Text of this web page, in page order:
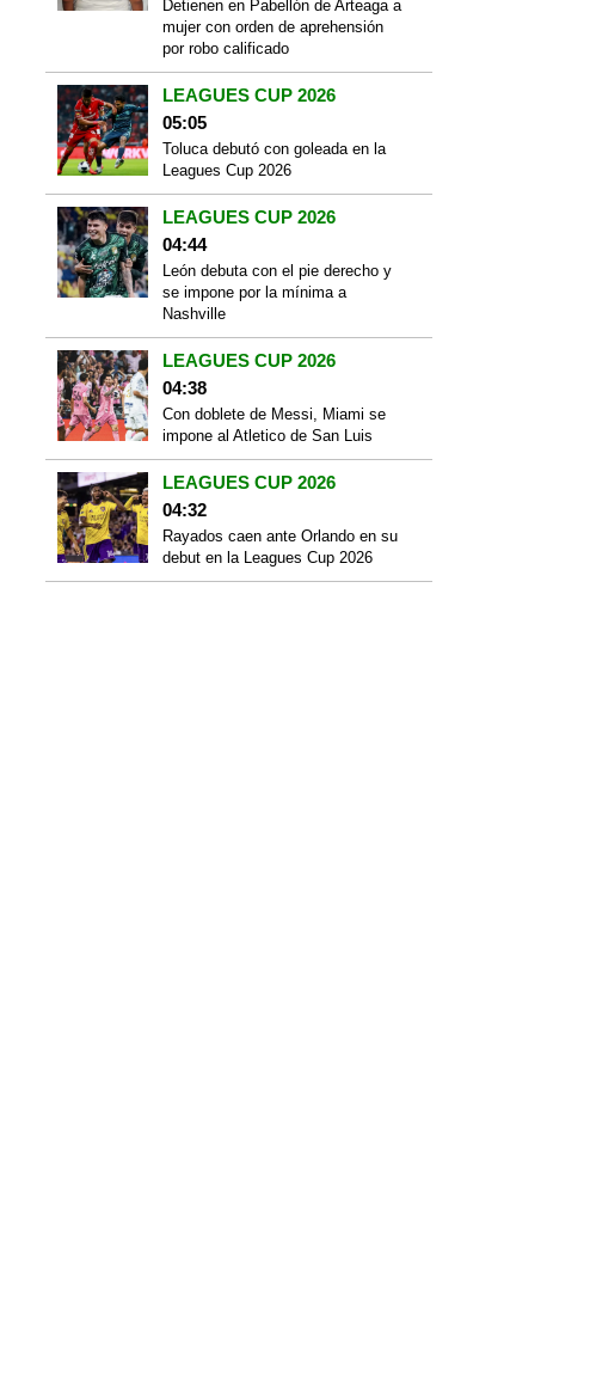
Detienen en Pabellón de Arteaga a
mujer con orden de aprehensión
por robo calificado
LEAGUES CUP 2026
05:05
Toluca debutó con goleada en la
Leagues Cup 2026
LEAGUES CUP 2026
04:44
León debuta con el pie derecho y
se impone por la mínima a
Nashville
LEAGUES CUP 2026
04:38
Con doblete de Messi, Miami se
impone al Atletico de San Luis
LEAGUES CUP 2026
04:32
Rayados caen ante Orlando en su
debut en la Leagues Cup 2026